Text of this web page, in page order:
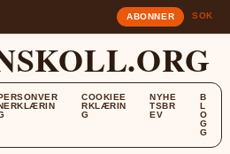
ABONNER SOK
COOKIEE
RKLÆRIN
G
NYHE
TSBR
EV
B
L
O
G
G